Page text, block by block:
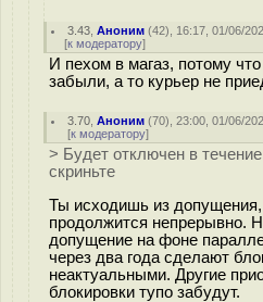
3.43 ,Аноним (42), 16:17, 01/06/
[к модератору]
И пехом в магаз, потому
забыли, а то курьер не
3.70 ,Аноним (70), 23:00, 01/06/
[к модератору]
> Будет отключен в
скриньте
Ты исходишь из допущения,
продолжится непрерывно.
допущение на фоне
через два года сделают
неактуальными. Другие
блокировки тупо забудут.